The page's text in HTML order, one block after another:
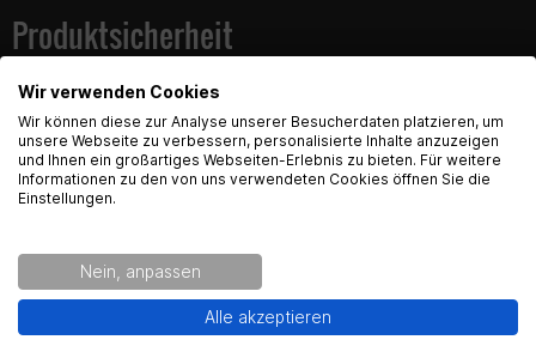
Produktsicherheit
Kontaktinformationen des Herstellers:
Gearparts GmbH
Im Langgewann 5-7
Kontakt:support@gearpart24.de
English Language recognized
Hey! Our Shop recognized that you are from USA.
Would you like to see the english Version of Radical
No thanks.
Wir verwenden Cookies
Wir können diese zur Analyse unserer Besucherdaten platzieren, um
unsere Webseite zu verbessern, personalisierte Inhalte anzuzeigen
und Ihnen ein großartiges Webseiten-Erlebnis zu bieten. Für weitere
Informationen zu den von uns verwendeten Cookies öffnen Sie die
Einstellungen.
Nein, anpassen
Alle akzeptieren